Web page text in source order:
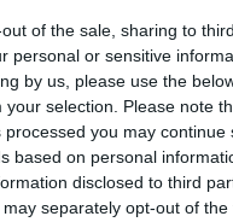
of the sale, sharing to
personal or sensitive
by us, please use the
your selection. Please note
you may continue
based on personal
disclosed to third
separately opt-out of the